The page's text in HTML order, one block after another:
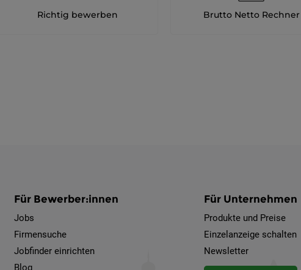
Richtig bewerben Brutto Netto Rechner
Für Bewerber:innen
Jobs
Firmensuche
Jobfinder einrichten
Blog
Für Unternehmen
Produkte und Preise
Einzelanzeige schalten
Newsletter